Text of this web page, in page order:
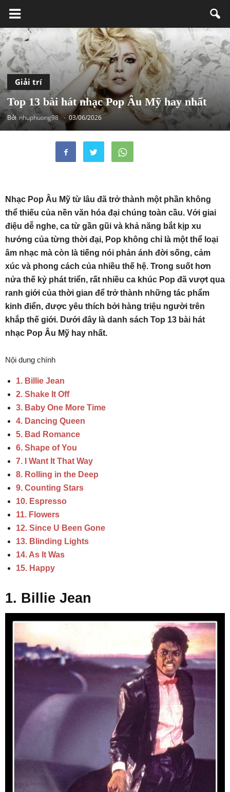
Giải trí
Top 13 bài hát nhạc Pop Âu Mỹ hay nhất
Bởi nhuphuong98 - 03/06/2026
Nhạc Pop Âu Mỹ từ lâu đã trở thành một phần không
thể thiếu của nền văn hóa đại chúng toàn cầu. Với giai
điệu dễ nghe, ca từ gần gũi và khả năng bắt kịp xu
hướng của từng thời đại, Pop không chỉ là một thể loại
âm nhạc mà còn là tiếng nói phản ánh đời sống, cảm
xúc và phong cách của nhiều thế hệ. Trong suốt hơn
nửa thế kỷ phát triển, rất nhiều ca khúc Pop đã vượt qua
ranh giới của thời gian để trở thành những tác phẩm
kinh điển, được yêu thích bởi hàng triệu người trên
khắp thế giới. Dưới đây là danh sách Top 13 bài hát
nhạc Pop Âu Mỹ hay nhất.
Nội dung chính
1. Billie Jean
2. Shake It Off
3. Baby One More Time
4. Dancing Queen
5. Bad Romance
6. Shape of You
7. I Want It That Way
8. Rolling in the Deep
9. Counting Stars
10. Espresso
11. Flowers
12. Since U Been Gone
13. Blinding Lights
14. As It Was
15. Happy
1. Billie Jean